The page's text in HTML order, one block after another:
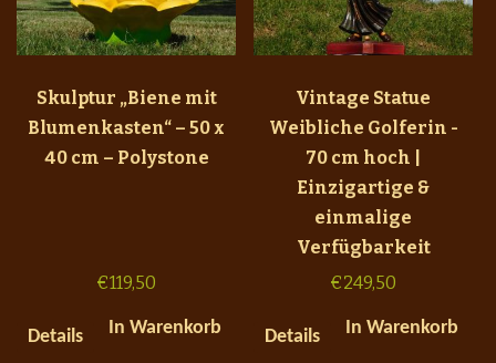
Skulptur „Biene mit
Blumenkasten“ – 50 x
40 cm – Polystone
€119,50
Details In Warenkorb
Vintage Statue
Weibliche Golferin -
70 cm hoch |
Einzigartige &
einmalige
Verfügbarkeit
€249,50
Details In Warenkorb